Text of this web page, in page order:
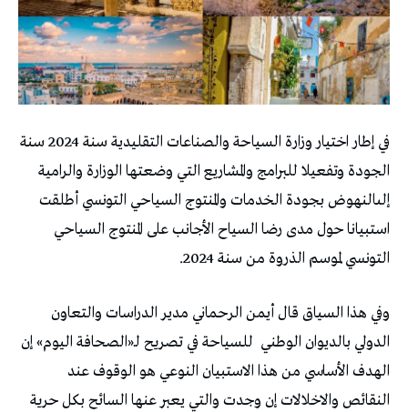
في إطار اختيار وزارة السياحة والصناعات التقليدية سنة 2024 سنة
الجودة وتفعيلا للبرامج والمشاريع التي وضعتها الوزارة والرامية
إلىالنهوض بجودة الخدمات والمنتوج السياحي التونسي أطلقت
استبيانا حول مدى رضا السياح الأجانب على المنتوج السياحي
التونسي لموسم الذروة من سنة 2024.
وفي هذا السياق قال أيمن الرحماني مدير الدراسات والتعاون
الدولي بالديوان الوطني للسياحة في تصريح لـ«الصحافة اليوم» إن
الهدف الأساسي من هذا الاستبيان النوعي هو الوقوف عند
النقائص والاخلالات إن وجدت والتي يعبر عنها السائح بكل حرية